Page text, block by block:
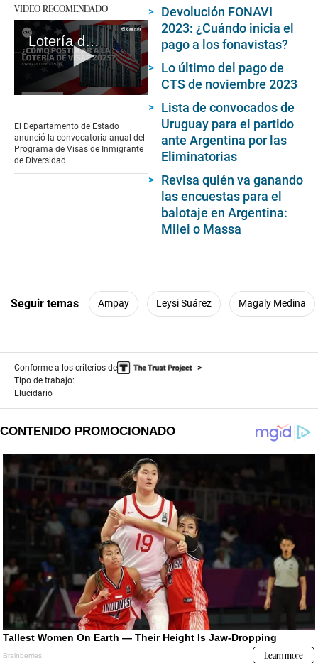
VIDEO RECOMENDADO
Lotería de visas 2025: fechas, requisitos y cómo participar en el sorteo de residencias
of
2
minutes,
23
El Departamento de Estado
anunció la convocatoria anual del
Programa de Visas de Inmigrante
de Diversidad.
Devolución FONAVI
2023: ¿Cuándo inicia el
pago a los fonavistas?
Lo último del pago de
CTS de noviembre 2023
Lista de convocados de
Uruguay para el partido
ante Argentina por las
Eliminatorias
Revisa quién va ganando
las encuestas para el
balotaje en Argentina:
Milei o Massa
Seguir temas Ampay Leysi Suárez Magaly Medina
Conforme a los criterios de
Tipo de trabajo:
Elucidario